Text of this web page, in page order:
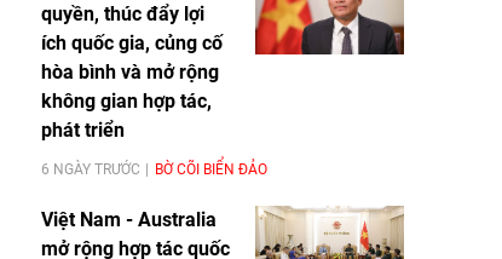
quyền, thúc đẩy lợi
ích quốc gia, củng cố
hòa bình và mở rộng
không gian hợp tác,
phát triển
6 NGÀY TRƯỚC BỜ CÕI BIỂN ĐẢO
Việt Nam - Australia
mở rộng hợp tác quốc